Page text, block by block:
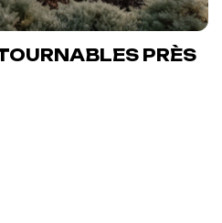
PRÈS